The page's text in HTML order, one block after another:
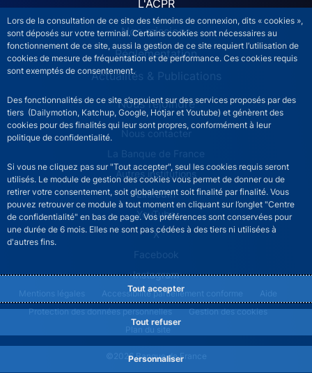
Lors de la consultation de ce site des témoins de connexion, dits « cookies »,
sont déposés sur votre terminal. Certains cookies sont nécessaires au
fonctionnement de ce site, aussi la gestion de ce site requiert l’utilisation de
cookies de mesure de fréquentation et de performance. Ces cookies requis
sont exemptés de consentement.
Des fonctionnalités de ce site s’appuient sur des services proposés par des
tiers (Dailymotion, Katchup, Google, Hotjar et Youtube) et génèrent des
cookies pour des finalités qui leur sont propres, conformément à leur
politique de confidentialité.
Si vous ne cliquez pas sur "Tout accepter", seul les cookies requis seront
utilisés. Le module de gestion des cookies vous permet de donner ou de
retirer votre consentement, soit globalement soit finalité par finalité. Vous
pouvez retrouver ce module à tout moment en cliquant sur l’onglet "Centre
de confidentialité" en bas de page. Vos préférences sont conservées pour
une durée de 6 mois. Elles ne sont pas cédées à des tiers ni utilisées à
d'autres fins.
Tout accepter
Tout refuser
Personnaliser
L'ACPR
Nos missions
Réglementation
Actualités & Publications
Nous rejoindre
ACPR footer secondary menu (French)
Nous contacter
La Banque de France
Autres institutions
LinkedIn
YouTube
X
Facebook
Instagram
©2026 Banque de France
ACPR footer legal notice menu
Mentions légales Accessibilité partiellement conforme
Aide
Protection des données personnelles
Gestion des cookies
Plan du site